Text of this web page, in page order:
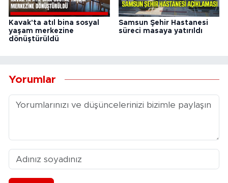
Kavak'ta atıl bina sosyal
yaşam merkezine
dönüştürüldü
Samsun Şehir Hastanesi
süreci masaya yatırıldı
Yorumlar